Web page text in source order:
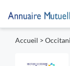
Accueil >